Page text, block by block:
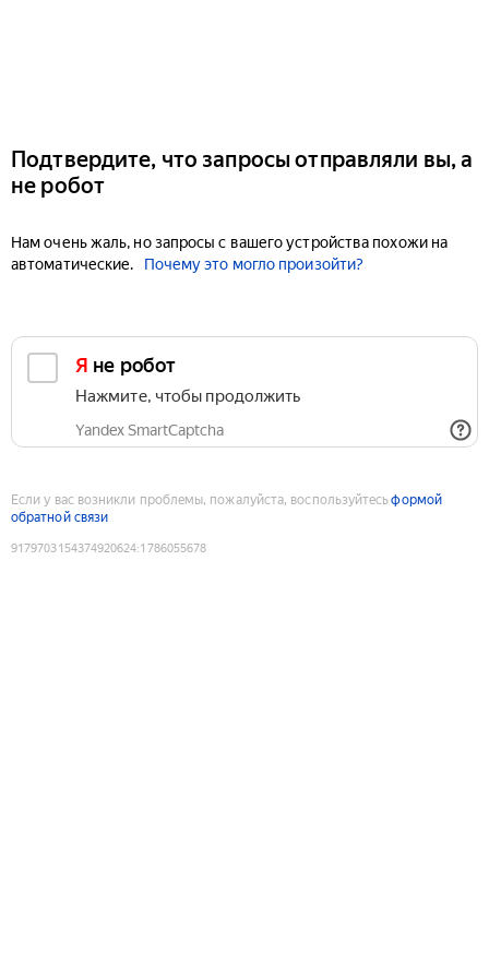
Подтвердите, что запросы отправляли вы, а
не робот
Нам очень жаль, но запросы с вашего устройства похожи на
автоматические.
Почему это могло произойти?
Я не робот
Нажмите, чтобы продолжить
Yandex SmartCaptcha
Если у вас возникли проблемы, пожалуйста, воспользуйтесьформой
обратной связи
9179703154374920624:1786055678